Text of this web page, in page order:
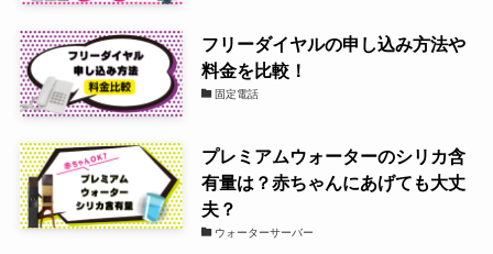
フリーダイヤルの申し込み方法や
料金を比較！
固定電話
プレミアムウォーターのシリカ含
有量は？赤ちゃんにあげても大丈
夫？
ウォーターサーバー